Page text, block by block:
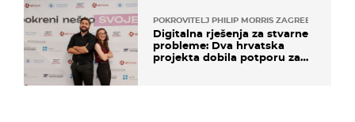
POKROVITELJ PHILIP MORRIS ZAGREB
Digitalna rješenja za stvarne
probleme: Dva hrvatska
projekta dobila potporu za